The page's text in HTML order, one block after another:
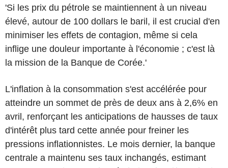
'Si les prix du pétrole se maintiennent à un niveau
élevé, autour de 100 dollars le baril, il est crucial d'en
minimiser les effets de contagion, même si cela
inflige une douleur importante à l'économie ; c'est là
la mission de la Banque de Corée.'
L'inflation à la consommation s'est accélérée pour
atteindre un sommet de près de deux ans à 2,6% en
avril, renforçant les anticipations de hausses de taux
d'intérêt plus tard cette année pour freiner les
pressions inflationnistes. Le mois dernier, la banque
centrale a maintenu ses taux inchangés, estimant